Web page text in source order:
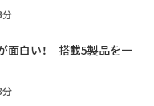
分
面白い！ 搭載5製品を一
分